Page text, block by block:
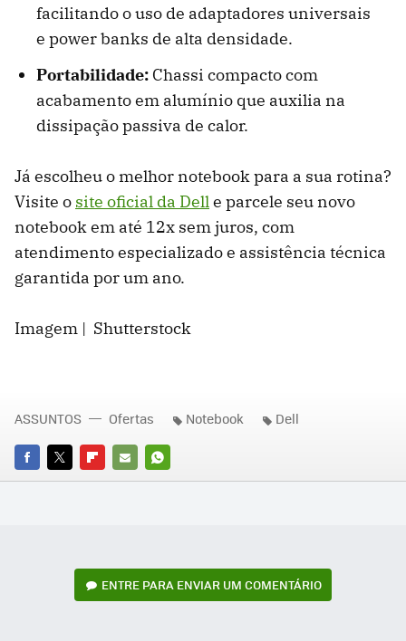
facilitando o uso de adaptadores universais
e power banks de alta densidade.
Portabilidade: Chassi compacto com
acabamento em alumínio que auxilia na
dissipação passiva de calor.
Já escolheu o melhor notebook para a sua rotina?
Visite o site oficial da Delle parcele seu novo
notebook em até 12x sem juros, com
atendimento especializado e assistência técnica
garantida por um ano.
Imagem | Shutterstock
FACEBOOK
TWITTERFLIPBOARD
E-
WHATSAPP
ASSUNTOS Ofertas Notebook Dell
ENTRE PARA ENVIAR UM COMENTÁRIO